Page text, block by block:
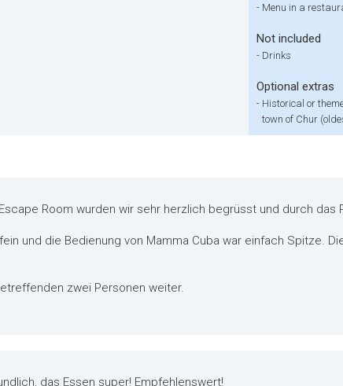
- Menu in a
Not included
- Drinks
Optional extras
- Historical or
town of Chur
Room wurden wir sehr herzlich begrüsst und durch das
und die Bedienung von Mamma Cuba war einfach Spitze.
zwei Personen weiter.
das Essen super! Empfehlenswert!